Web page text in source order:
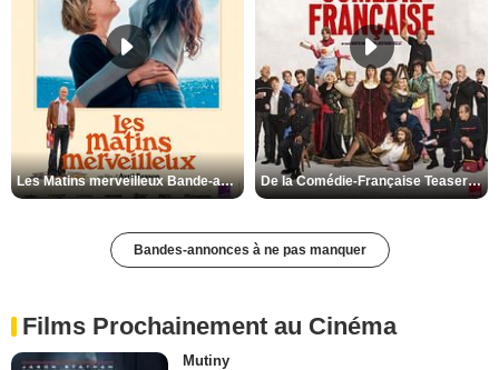
Les Matins merveilleux Bande-annonce VF De la Comédie-Française Teaser VF
Bandes-annonces à ne pas manquer
Films Prochainement au Cinéma
Mutiny